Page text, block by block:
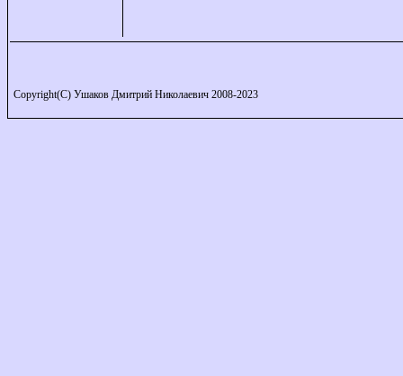
Copyright(C) Ушаков Дмитрий Николаевич 2008-2023